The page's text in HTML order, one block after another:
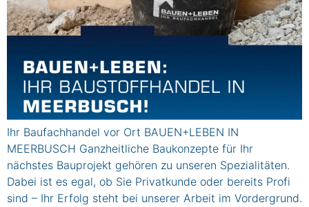
Ihr Baufachhandel vor Ort BAUEN+LEBEN IN
MEERBUSCH Ganzheitliche Baukonzepte für Ihr
nächstes Bauprojekt gehören zu unseren Spezialitäten.
Dabei ist es egal, ob Sie Privatkunde oder bereits Profi
sind – Ihr Erfolg steht bei unserer Arbeit im Vordergrund.